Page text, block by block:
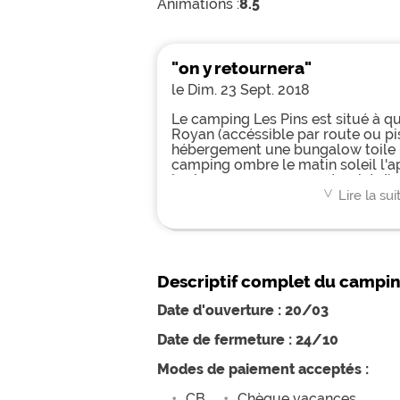
Animations :8.5
"on y retournera"
le Dim. 23 Sept. 2018
Le camping Les Pins est situé à
Royan (accéssible par route ou
hébergement une bungalow toile
camping ombre le matin soleil
barbecue en commun et point
piscine deux bassins une
facile de faire aquagym quand on
très appréciées pour un 3 étoiles
magicien et un hypnotiseur avec
tir à l'arc gratuit, les massages
faire absolument.
< Lire la
Descriptif complet du
Date d'ouverture : 20/03
Date de fermeture : 24/10
Modes de paiement acceptés :